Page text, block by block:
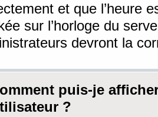
et que l’heure
sur l’horloge du
devront la
puis-je
?